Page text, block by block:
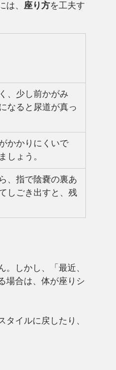
は、 座り方を工夫す
、少し前かがみ
なると尿道が真っ
かかりにくいで
しょう。
、指で陰嚢の裏あ
しごき出すと、残
しかし、「最近、
場合は、体が座りシ
イルに戻したり、